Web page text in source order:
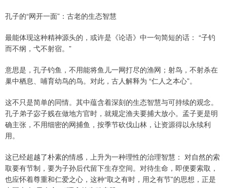
孔子的“网开一面”：古老的生态智慧
最能体现这种精神源头的，或许是《论语》中一句简短的话： “子钓
而不纲，弋不射宿。”
意思是，孔子钓鱼，不用能将鱼儿一网打尽的渔网；射鸟，不射杀在
巢中栖息、哺育幼鸟的鸟。对此，古人解释为 “仁人之本心”。
这不只是简单的同情。其中蕴含着深刻的生态智慧与可持续的观念。
孔子弟子宓子贱在做地方官时，就规定渔夫要捕大放小。孟子更是明
确主张，不用细密的网捕鱼，按季节砍伐山林，让资源得以永续利
用。
这已经超越了朴素的情感，上升为一种理性的治理智慧： 对自然的索
取要有节制，要为子孙后代留下生存空间。对待生命，即便要索取，
也应怀着尊重和仁爱之心，这种“取之有时，用之有节”的思想，正是